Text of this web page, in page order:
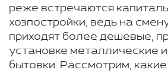
реже встречаются
хозпостройки, ведь на
приходят более дешевые,
установке металлические
бытовки. Рассмотрим,